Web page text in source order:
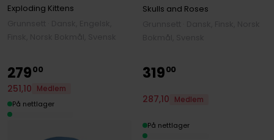
Exploding Kittens
Skulls and Roses
27900
251,10
Medlem
På nettlager
31900
287,10 Medlem
På nettlager